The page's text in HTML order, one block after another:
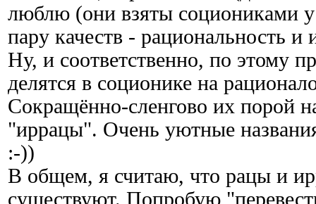
люблю (они взяты социониками
пару качеств - рациональность и
Ну, и соответственно, по этому
делятся в соционике на
Сокращённо-сленгово их порой
"иррацы". Очень уютные
:-))
В общем, я считаю, что рацы и
существуют. Попробую